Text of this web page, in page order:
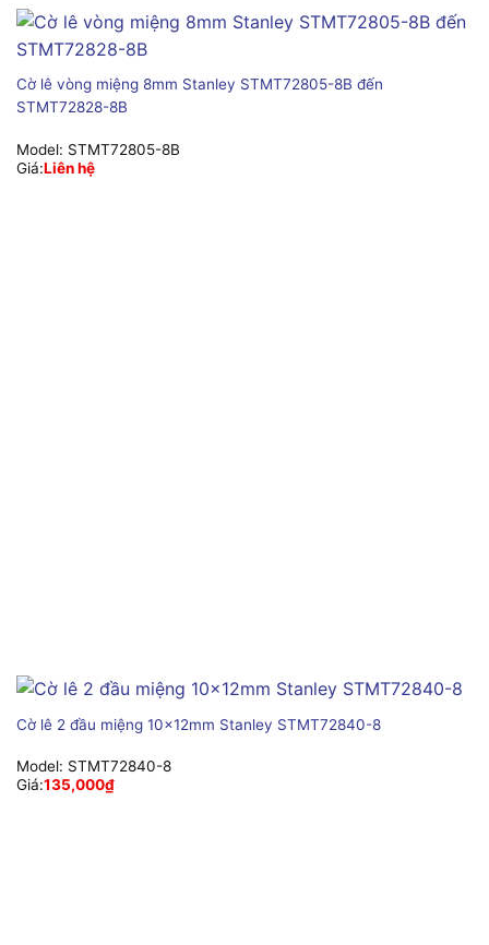
Cờ lê vòng miệng 8mm Stanley STMT72805-8B đến
STMT72828-8B
Model: STMT72805-8B
Giá:Liên hệ
Cờ lê 2 đầu miệng 10x12mm Stanley STMT72840-8
Model: STMT72840-8
Giá:135,000₫